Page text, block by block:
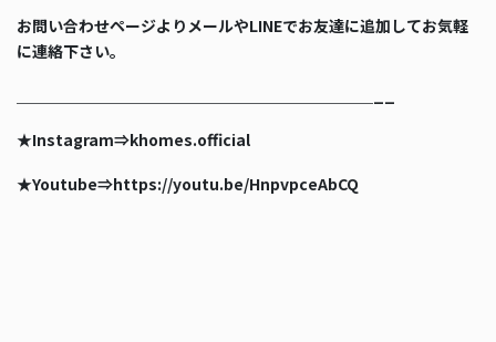
お問い合わせページよりメールやLINEでお友達に追加してお気軽
に連絡下さい。
★Instagram⇒khomes.official
★Youtube⇒https://youtu.be/HnpvpceAbCQ